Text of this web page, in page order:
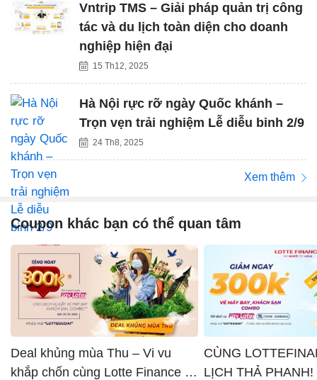
Vntrip TMS – Giải pháp quản trị công
tác và du lịch toàn diện cho doanh
nghiệp hiện đại
15 Th12, 2025
Hà Nội rực rỡ ngày Quốc khánh –
Trọn vẹn trải nghiệm Lễ diễu binh 2/9
24 Th8, 2025
Xem thêm
Coupon khác bạn có thể quan tâm
Deal khủng mùa Thu – Vi vu
khắp chốn cùng Lotte Finance x
CÙNG
LỊCH THẢ PHANH!